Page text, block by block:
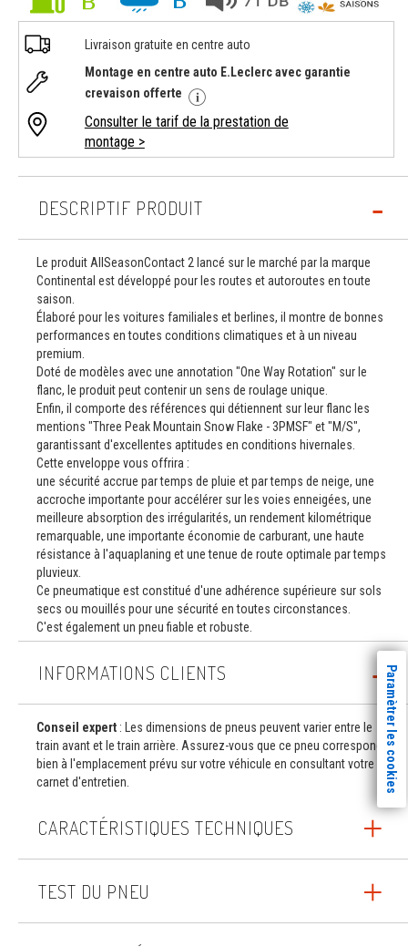
Livraison gratuite en centre auto
Montage en centre auto E.Leclerc avec garantie
crevaison offerte
Consulter le tarif de la prestation de
montage >
DESCRIPTIF PRODUIT
Le produit AllSeasonContact 2 lancé sur le marché par la marque
Continental est développé pour les routes et autoroutes en toute
saison.
Élaboré pour les voitures familiales et berlines, il montre de bonnes
performances en toutes conditions climatiques et à un niveau
premium.
Doté de modèles avec une annotation "One Way Rotation" sur le
flanc, le produit peut contenir un sens de roulage unique.
Enfin, il comporte des références qui détiennent sur leur flanc les
mentions "Three Peak Mountain Snow Flake - 3PMSF" et "M/S",
garantissant d'excellentes aptitudes en conditions hivernales.
Cette enveloppe vous offrira :
une sécurité accrue par temps de pluie et par temps de neige, une
accroche importante pour accélérer sur les voies enneigées, une
meilleure absorption des irrégularités, un rendement kilométrique
remarquable, une importante économie de carburant, une haute
résistance à l'aquaplaning et une tenue de route optimale par temps
pluvieux.
Ce pneumatique est constitué d'une adhérence supérieure sur sols
secs ou mouillés pour une sécurité en toutes circonstances.
C'est également un pneu fiable et robuste.
INFORMATIONS CLIENTS
Conseil expert : Les dimensions de pneus peuvent varier entre le
train avant et le train arrière. Assurez-vous que ce pneu correspond
bien à l'emplacement prévu sur votre véhicule en consultant votre
carnet d'entretien.
CARACTÉRISTIQUES TECHNIQUES
TEST DU PNEU
Paramètrer les cookies